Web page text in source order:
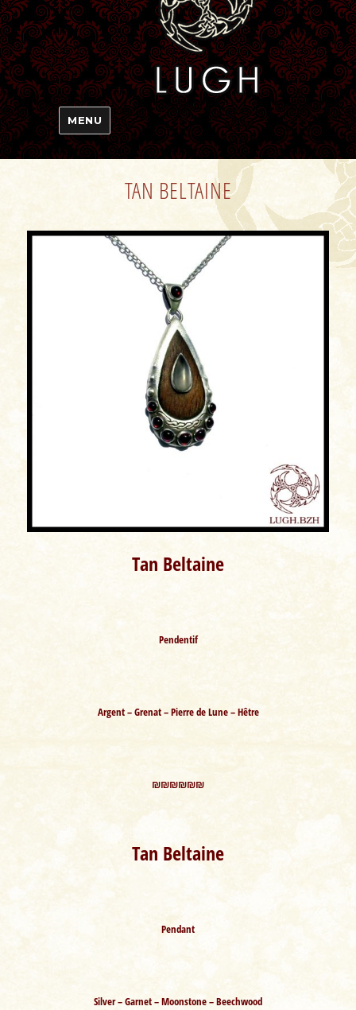
MENU
TAN BELTAINE
Tan Beltaine
Pendentif
Argent – Grenat – Pierre de Lune – Hêtre
₪₪₪₪₪₪
Tan Beltaine
Pendant
Silver – Garnet – Moonstone – Beechwood